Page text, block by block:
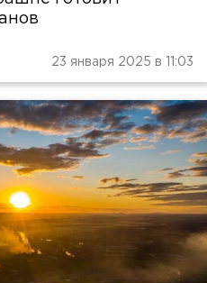
23 января 2025 в 11:03